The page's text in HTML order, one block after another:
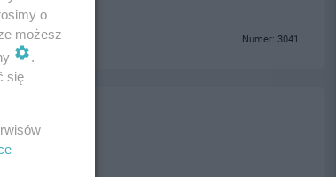
Numer: 3041
o
możesz
.
się